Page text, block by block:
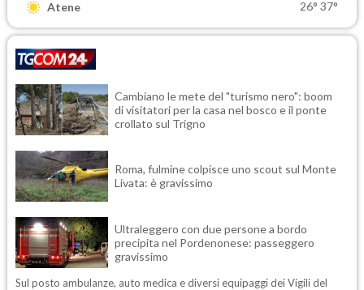
Atene 26° 37°
Cambiano le mete del "turismo nero": boom
di visitatori per la casa nel bosco e il ponte
crollato sul Trigno
Roma, fulmine colpisce uno scout sul Monte
Livata: è gravissimo
Ultraleggero con due persone a bordo
precipita nel Pordenonese: passeggero
gravissimo
Sul posto ambulanze, auto medica e diversi equipaggi dei Vigili del